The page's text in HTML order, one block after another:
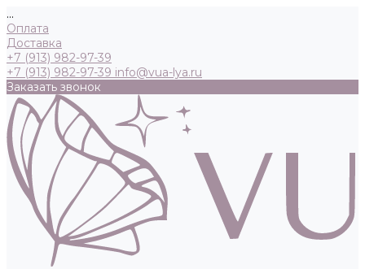
...
Оплата
Доставка
+7 (913) 982-97-39
+7 (913) 982-97-39 info@vua-lya.ru
Заказать звонок